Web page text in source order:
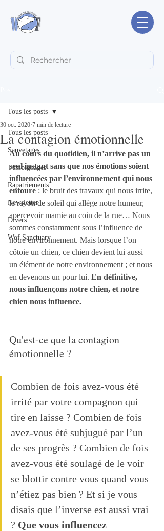
Tous les posts
Sauvetages
Témoignages
Rapatriements
Newsletter
Divers
Wof Sanctuary
Tous les posts
La contagion émotionnelle
30 oct. 2020 7 min de lecture
Au cours du quotidien, il n’arrive pas un
seul instant sans que nos émotions soient
influencées par l’environnement qui nous
entoure : le bruit des travaux qui nous irrite,
le rayon de soleil qui allège notre humeur,
apercevoir mamie au coin de la rue… Nous
sommes constamment sous l’influence de
notre environnement. Mais lorsque l’on
côtoie un chien, ce chien devient lui aussi
un élément de notre environnement ; et nous
en devenons un pour lui. En définitive,
nous influençons notre chien, et notre
chien nous influence.
Qu'est-ce que la contagion
émotionnelle ?
Combien de fois avez-vous été
irrité par votre compagnon qui
tire en laisse ? Combien de fois
avez-vous été subjugué par l’un
de ses progrès ? Combien de fois
avez-vous été soulagé de le voir
se blottir contre vous quand vous
n’étiez pas bien ? Et si je vous
disais que l’inverse est aussi vrai
? Que vous influencez